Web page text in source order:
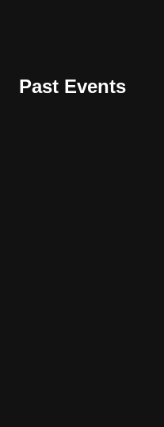
Past Events